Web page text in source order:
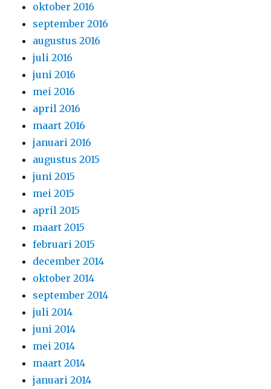
oktober 2016
september 2016
augustus 2016
juli 2016
juni 2016
mei 2016
april 2016
maart 2016
januari 2016
augustus 2015
juni 2015
mei 2015
april 2015
maart 2015
februari 2015
december 2014
oktober 2014
september 2014
juli 2014
juni 2014
mei 2014
maart 2014
januari 2014